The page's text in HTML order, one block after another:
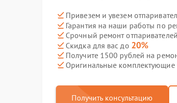
Привезем и увезем
Гарантия на наши работы по
Срочный ремонт
Скидка для вас до 20%
Получите 1500 рублей на
Оригинальные комплектующие
Получить консультацию